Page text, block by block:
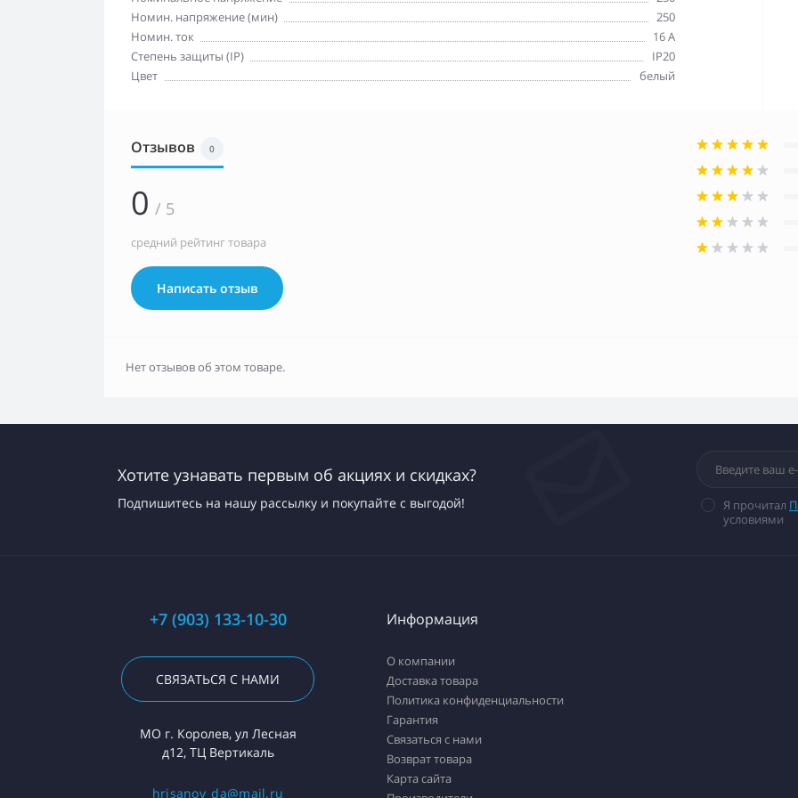
Номин. напряжение (мин)
250
Номин. ток
16 А
Степень защиты (IP)
IP20
Цвет
белый
Отзывов 0
0 / 5
средний рейтинг товара
Написать отзыв
Нет отзывов об этом товаре.
Хотите узнавать первым об акциях и скидках?
Подпишитесь на нашу рассылку и покупайте с выгодой! Я прочитал
условиями
+7 (903) 133-10-30
СВЯЗАТЬСЯ С НАМИ
МО г. Королев, ул Лесная
д12, ТЦ Вертикаль
hrisanov_da@mail.ru
Информация
О компании
Доставка товара
Политика конфиденциальности
Гарантия
Связаться с нами
Возврат товара
Карта сайта